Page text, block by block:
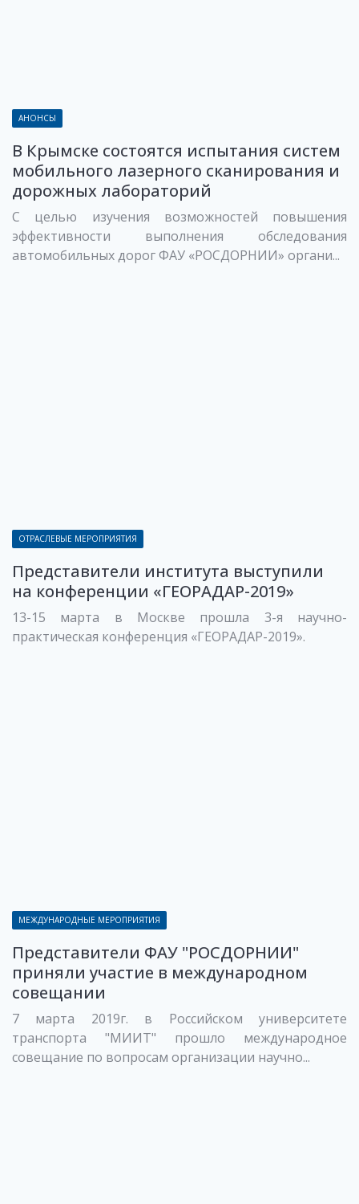
АНОНСЫ
В Крымске состоятся испытания систем
мобильного лазерного сканирования и
дорожных лабораторий
С целью изучения возможностей повышения
эффективности выполнения обследования
автомобильных дорог ФАУ «РОСДОРНИИ» органи...
ОТРАСЛЕВЫЕ МЕРОПРИЯТИЯ
Представители института выступили
на конференции «ГЕОРАДАР-2019»
13-15 марта в Москве прошла 3-я научно-
практическая конференция «ГЕОРАДАР-2019».
МЕЖДУНАРОДНЫЕ МЕРОПРИЯТИЯ
Представители ФАУ "РОСДОРНИИ"
приняли участие в международном
совещании
7 марта 2019г. в Российском университете
транспорта "МИИТ" прошло международное
совещание по вопросам организации научно...